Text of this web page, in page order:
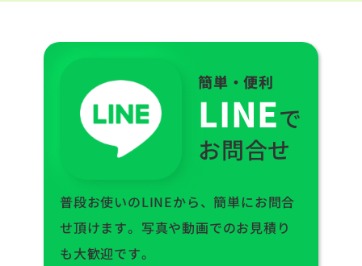
簡単・便利
LINEで
お問合せ
普段お使いのLINEから、簡単にお問合
せ頂けます。写真や動画でのお見積り
も大歓迎です。